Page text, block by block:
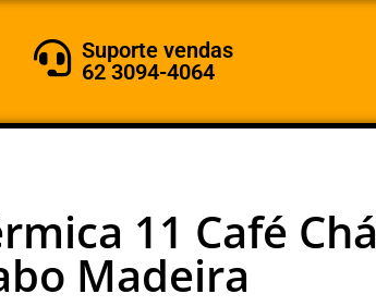
Suporte vendas
62 3094-4064
11 Café Chá
Madeira